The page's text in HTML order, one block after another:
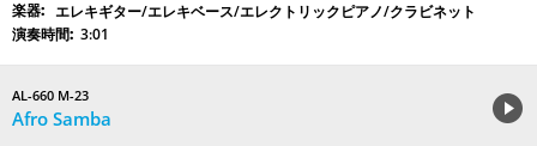
エレキギター/エレキベース/エレクトリックピアノ/クラビネット
3:01
AL-660 M-23
Afro Samba